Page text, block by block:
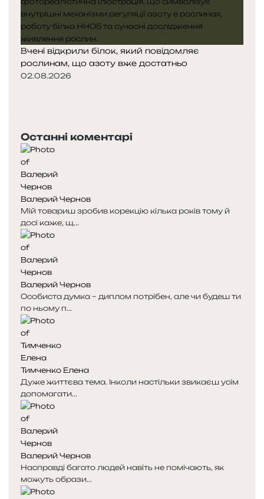
Вчені відкрили білок, який повідомляє
рослинам, що азоту вже достатньо
02.08.2026
р
е
д
н
я
с
т
о
р
і
н
к
а
т
у
п
н
а
с
т
о
р
і
н
к
а
Останні коментарі
Валерий Чернов
Мій товариш зробив корекцію кілька років тому й
досі каже, щ...
Валерий Чернов
Особиста думка – диплом потрібен, але чи будеш ти
по ньому п...
Тимченко Елена
Дуже життєва тема. Інколи настільки звикаєш усім
допомагати...
Валерий Чернов
Насправді багато людей навіть не помічають, як
можуть образи...